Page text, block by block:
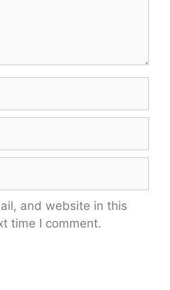
and website in this
time I comment.